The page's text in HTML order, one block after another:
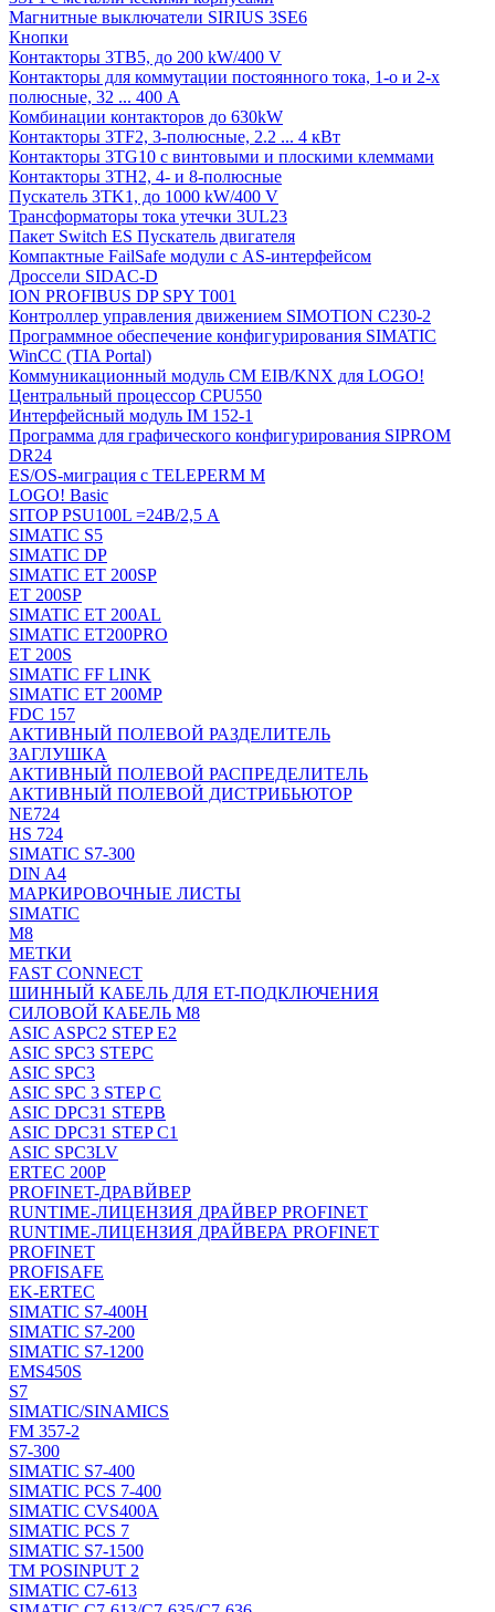
Магнитные выключатели SIRIUS 3SE6
Кнопки
Контакторы 3TB5, до 200 kW/400 V
Контакторы для коммутации постоянного тока, 1-о и 2-х
полюсные, 32 ... 400 A
Комбинации контакторов до 630kW
Контакторы 3TF2, 3-полюсные, 2.2 ... 4 кВт
Контакторы 3TG10 c винтовыми и плоскими клеммами
Контакторы 3TH2, 4- и 8-полюсные
Пускатель 3TK1, до 1000 kW/400 V
Трансформаторы тока утечки 3UL23
Пакет Switch ES Пускатель двигателя
Компактные FailSafe модули с AS-интерфейсом
Дроссели SIDAC-D
ION PROFIBUS DP SPY T001
Контроллер управления движением SIMOTION C230-2
Программное обеспечение конфигурирования SIMATIC
WinCC (TIA Portal)
Коммуникационный модуль CM EIB/KNX для LOGO!
Центральный процессор CPU550
Интерфейсный модуль IM 152-1
Программа для графического конфигурирования SIPROM
DR24
ES/OS-миграция с TELEPERM M
LOGO! Basic
SITOP PSU100L =24В/2,5 A
SIMATIC S5
SIMATIC DP
SIMATIC ET 200SP
ET 200SP
SIMATIC ET 200AL
SIMATIC ET200PRO
ET 200S
SIMATIC FF LINK
SIMATIC ET 200MP
FDC 157
АКТИВНЫЙ ПОЛЕВОЙ РАЗДЕЛИТЕЛЬ
ЗАГЛУШКА
АКТИВНЫЙ ПОЛЕВОЙ РАСПРЕДЕЛИТЕЛЬ
АКТИВНЫЙ ПОЛЕВОЙ ДИСТРИБЬЮТОР
NE724
HS 724
SIMATIC S7-300
DIN A4
МАРКИРОВОЧНЫЕ ЛИСТЫ
SIMATIC
M8
МЕТКИ
FAST CONNECT
ШИННЫЙ КАБЕЛЬ ДЛЯ ET-ПОДКЛЮЧЕНИЯ
СИЛОВОЙ КАБЕЛЬ M8
ASIC ASPC2 STEP E2
ASIC SPC3 STEPC
ASIC SPC3
ASIC SPC 3 STEP C
ASIC DPC31 STEPB
ASIC DPC31 STEP C1
ASIC SPC3LV
ERTEC 200P
PROFINET-ДРАВЙВЕР
RUNTIME-ЛИЦЕНЗИЯ ДРАЙВЕР PROFINET
RUNTIME-ЛИЦЕНЗИЯ ДРАЙВЕРА PROFINET
PROFINET
PROFISAFE
EK-ERTEC
SIMATIC S7-400H
SIMATIC S7-200
SIMATIC S7-1200
EMS450S
S7
SIMATIC/SINAMICS
FM 357-2
S7-300
SIMATIC S7-400
SIMATIC PCS 7-400
SIMATIC CVS400A
SIMATIC PCS 7
SIMATIC S7-1500
TM POSINPUT 2
SIMATIC C7-613